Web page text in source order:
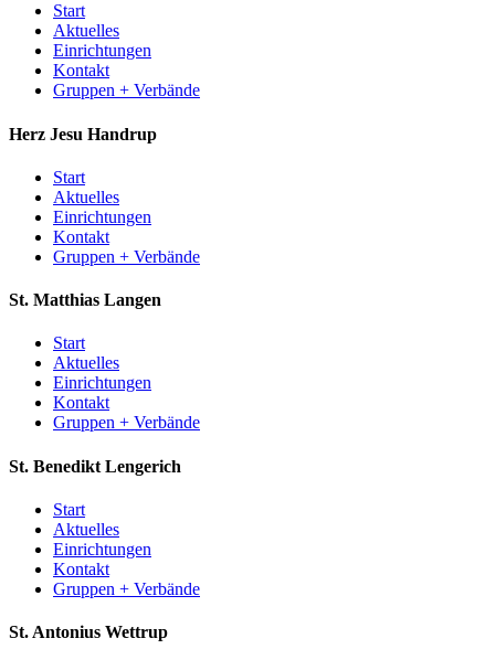
Start
Aktuelles
Einrichtungen
Kontakt
Gruppen + Verbände
Herz Jesu Handrup
Start
Aktuelles
Einrichtungen
Kontakt
Gruppen + Verbände
St. Matthias Langen
Start
Aktuelles
Einrichtungen
Kontakt
Gruppen + Verbände
St. Benedikt Lengerich
Start
Aktuelles
Einrichtungen
Kontakt
Gruppen + Verbände
St. Antonius Wettrup